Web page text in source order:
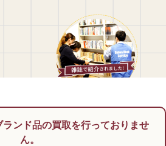
ランド品の買取を行っておりませ
ん。